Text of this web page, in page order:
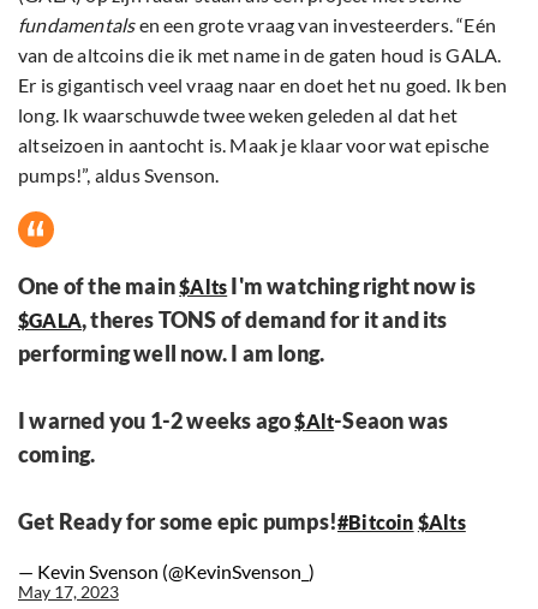
fundamentalsen een grote vraag van investeerders. “Eén
van de altcoins die ik met name in de gaten houd is GALA.
Er is gigantisch veel vraag naar en doet het nu goed. Ik ben
long. Ik waarschuwde twee weken geleden al dat het
altseizoen in aantocht is. Maak je klaar voor wat epische
pumps!”, aldus Svenson.
One of the main$Alts I'm watching right now is
$GALA, theres TONS of demand for it and its
performing well now. I am long.
I warned you 1-2 weeks ago$Alt-Seaon was
coming.
Get Ready for some epic pumps!#Bitcoin $Alts
— Kevin Svenson (@KevinSvenson_)
May 17, 2023